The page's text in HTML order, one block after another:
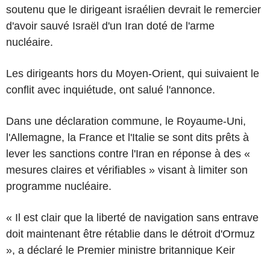
soutenu que le dirigeant israélien devrait le remercier
d'avoir sauvé Israël d'un Iran doté de l'arme
nucléaire.
Les dirigeants hors du Moyen-Orient, qui suivaient le
conflit avec inquiétude, ont salué l'annonce.
Dans une déclaration commune, le Royaume-Uni,
l'Allemagne, la France et l'Italie se sont dits prêts à
lever les sanctions contre l'Iran en réponse à des «
mesures claires et vérifiables » visant à limiter son
programme nucléaire.
« Il est clair que la liberté de navigation sans entrave
doit maintenant être rétablie dans le détroit d'Ormuz
», a déclaré le Premier ministre britannique Keir